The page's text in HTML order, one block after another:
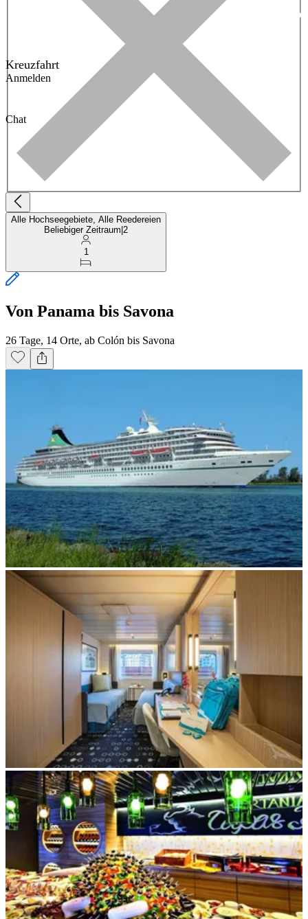
Kreuzfahrt
Anmelden
Chat
Alle Hochseegebiete, Alle Reedereien
Beliebiger Zeitraum 2
1
Von Panama bis Savona
26 Tage, 14 Orte, ab Colón bis Savona